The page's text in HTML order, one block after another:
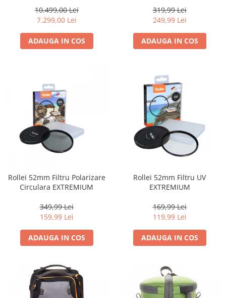
camera mirrorless Micro Four
Thirds 20.4MP
10.499,00 Lei
7.299,00 Lei
ADAUGA IN COS
319,99 Lei
249,99 Lei
ADAUGA IN COS
Rollei 52mm Filtru Polarizare
Circulara EXTREMIUM
349,99 Lei
159,99 Lei
ADAUGA IN COS
Rollei 52mm Filtru UV
EXTREMIUM
169,99 Lei
119,99 Lei
ADAUGA IN COS